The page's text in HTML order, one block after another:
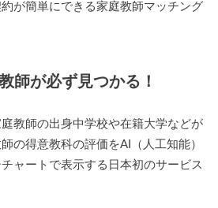
が簡単にできる家庭教師マッチング
師が必ず見つかる！
教師の出身中学校や在籍大学などが
の得意教科の評価をAI（人工知能）
ャートで表示する日本初のサービス